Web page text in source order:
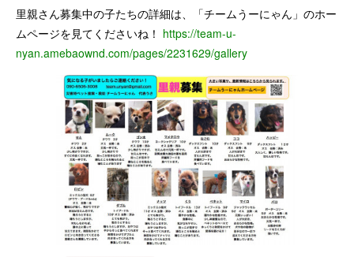
里親さん募集中の子たちの詳細は、「チームうーにゃん」のホー
ムページを見てくださいね！ https://team-u-
nyan.amebaownd.com/pages/2231629/gallery